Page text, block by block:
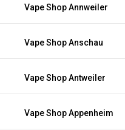
Vape Shop Annweiler
Vape Shop Anschau
Vape Shop Antweiler
Vape Shop Appenheim